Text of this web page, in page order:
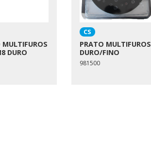
MULTIFUROS
DURO
CS
PRATO MULTIFUROS
DURO/FINO
981500